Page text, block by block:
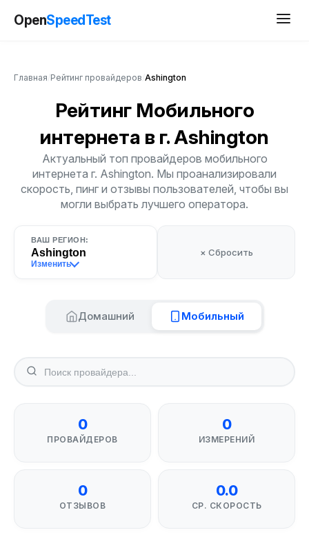
OpenSpeedTest
Главная Рейтинг провайдеров Ashington
Рейтинг Мобильного
интернета в г. Ashington
Актуальный топ провайдеров мобильного
интернета г. Ashington. Мы проанализировали
скорость, пинг и отзывы пользователей, чтобы вы
могли выбрать лучшего оператора.
ВАШ РЕГИОН:
Ashington
Изменить
× Сбросить
Домашний Мобильный
0
ПРОВАЙДЕРОВ
0
ИЗМЕРЕНИЙ
0
ОТЗЫВОВ
0.0
СР. СКОРОСТЬ